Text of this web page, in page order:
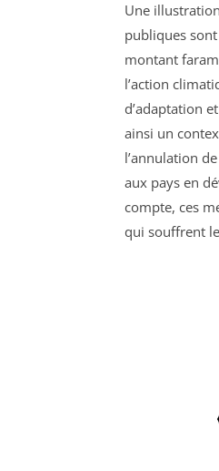
Une
publiques
montant
l’action
d’adaptation
ainsi un
l’annulation
aux pays en
compte, ces
qui souffrent